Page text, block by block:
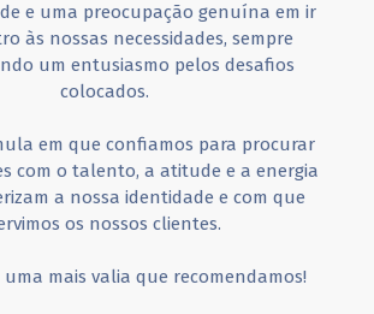
e uma preocupação genuína em ir
às nossas necessidades, sempre
um entusiasmo pelos desafios
colocados.
em que confiamos para procurar
com o talento, a atitude e a energia
a nossa identidade e com que
os nossos clientes.
uma mais valia que recomendamos!